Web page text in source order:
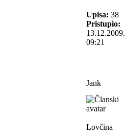
Upisa: 38
Pristupio:
13.12.2009.
09:21
Jank
Lovčina